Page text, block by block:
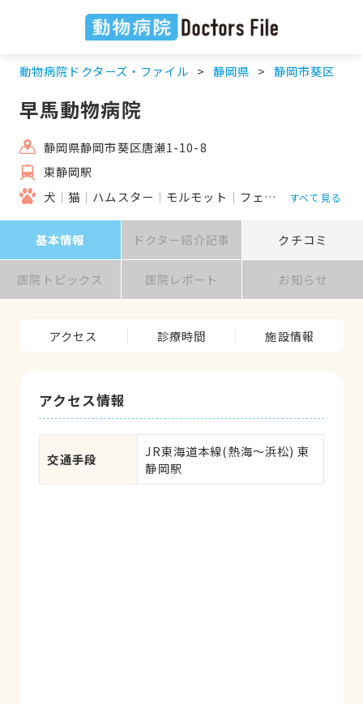
動物病院ドクターズ・ファイル 静岡県 静岡市葵区
早馬動物病院
静岡県静岡市葵区唐瀬1-10-8
東静岡駅
犬
猫 ハムスター モルモット フェレット うさぎ
すべて見る
基本情報 ドクター紹介記事 クチコミ
医院トピックス 医院レポート お知らせ
アクセス 診療時間 施設情報
アクセス情報
交通手段
JR東海道本線(熱海～浜松) 東
静岡駅